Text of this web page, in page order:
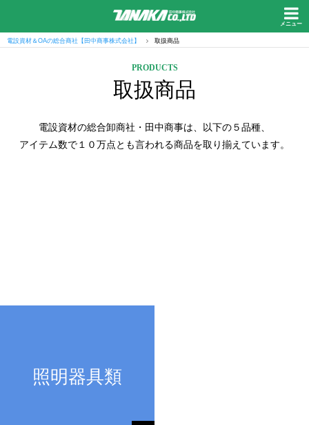
メニュー
電設資材＆OAの総合商社【田中商事株式会社】 取扱商品
PRODUCTS
取扱商品
電設資材の総合卸商社・田中商事は、以下の５品種、
アイテム数で１０万点とも言われる商品を取り揃えています。
照明器具類